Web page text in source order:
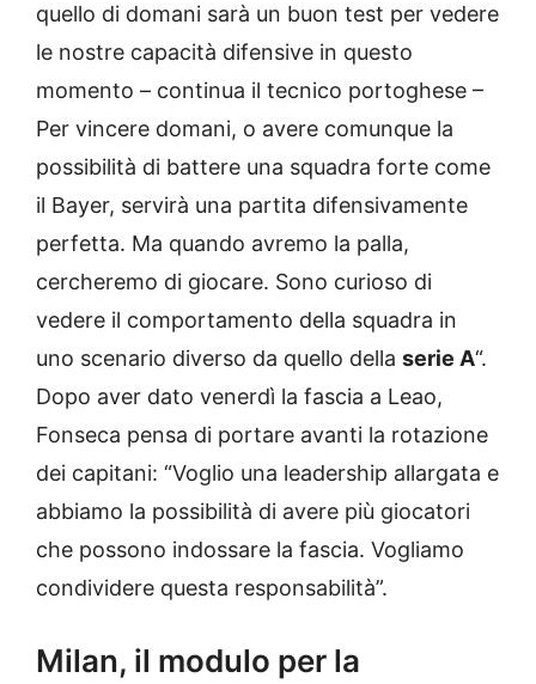
quello di domani sarà un buon test per vedere
le nostre capacità difensive in questo
momento – continua il tecnico portoghese –
Per vincere domani, o avere comunque la
possibilità di battere una squadra forte come
il Bayer, servirà una partita difensivamente
perfetta. Ma quando avremo la palla,
cercheremo di giocare. Sono curioso di
vedere il comportamento della squadra in
uno scenario diverso da quello della serie A“.
Dopo aver dato venerdì la fascia a Leao,
Fonseca pensa di portare avanti la rotazione
dei capitani: “Voglio una leadership allargata e
abbiamo la possibilità di avere più giocatori
che possono indossare la fascia. Vogliamo
condividere questa responsabilità”.
Milan, il modulo per la